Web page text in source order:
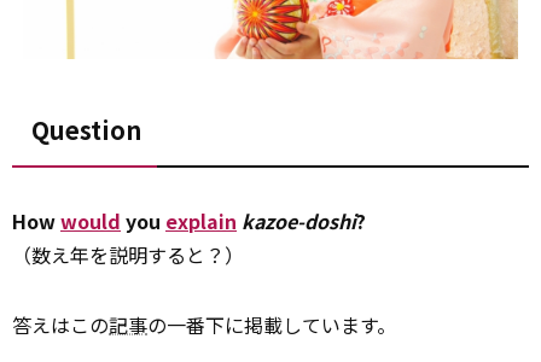
Question
Howwould you explain kazoe-doshi?
（数え年を説明すると？）
答えはこの記事の一番下に掲載しています。